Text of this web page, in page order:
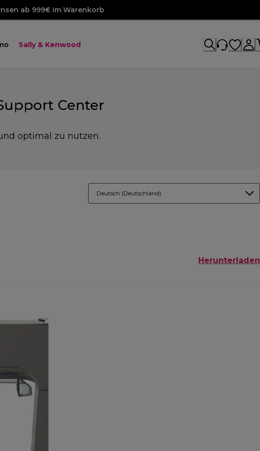
ab 999€ im Warenkorb
Sally & Kenwood
Center
optimal zu nutzen.
Deutsch (Deutschland)
Herunterladen